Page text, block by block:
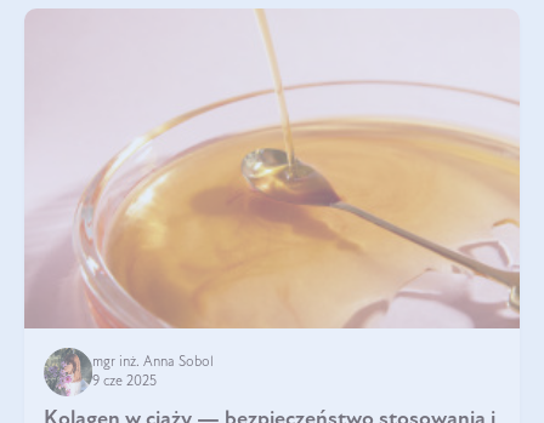
mgr inż. Anna Sobol
9 cze 2025